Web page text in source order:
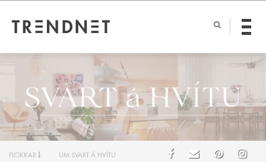
FLOKKAR UM SVART Á HVÍTU